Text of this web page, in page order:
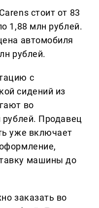
стоит от 83
1,88 млн рублей.
автомобиля
рублей.
с
сидений из
во
рублей. Продавец
уже включает
машины до
заказать во